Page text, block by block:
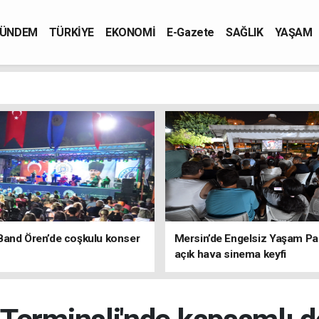
TÜRKİYE EKONOMİ E-Gazete SAĞLIK YAŞAM
Ören’de coşkulu konser
Mersin’de Engelsiz Yaşam
açık hava sinema keyfi